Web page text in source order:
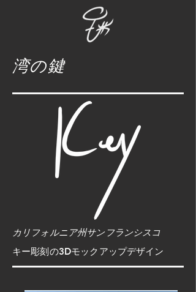
湾の鍵
カリフォルニア州サンフランシスコ
キー彫刻の3Dモックアップデザイン